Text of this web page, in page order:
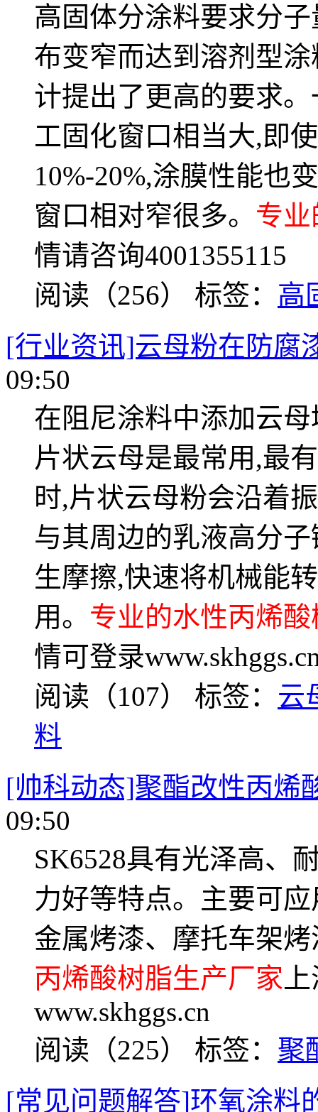
高固体分涂料要求分
布变窄而达到溶剂型
计提出了更高的要求
工固化窗口相当大,即
10%-20%,涂膜性能也
窗口相对窄很多。 专
情请咨询4001355115
阅读（256） 标签： 高
[行业资讯]云母粉在防腐
09:50
在阻尼涂料中添加云
片状云母是最常用,最
时,片状云母粉会沿着
与其周边的乳液高分
生摩擦,快速将机械能
用。 专业的水性丙烯
情可登录
阅读（107） 标签： 云
料
[帅科动态]聚酯改性丙烯
09:50
SK6528具有光泽高、
力好等特点。主要可
金属烤漆、摩托车架
丙烯酸树脂生产厂家
www.skhggs.cn
阅读（225） 标签： 聚
[常见问题解答]环氧涂料